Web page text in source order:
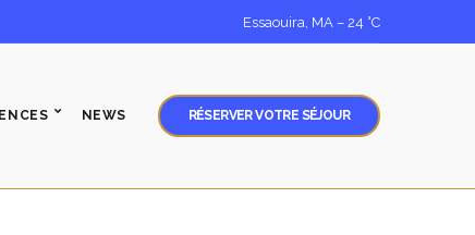
Essaouira, MA – 24 C
NEWS RÉSERVER VOTRE SÉJOUR